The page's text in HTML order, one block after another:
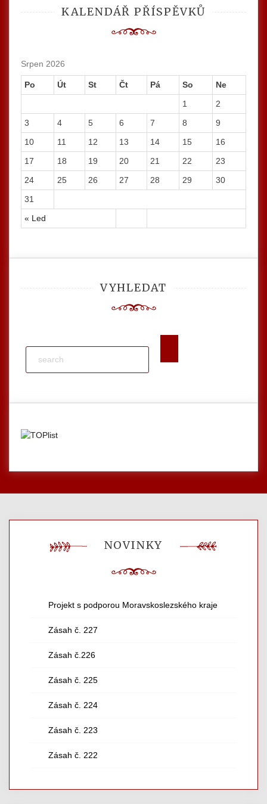
KALENDÁŘ PŘÍSPĚVKŮ
Srpen 2026
Po Út St Čt Pá So Ne
« Led
1
2
3
4 5 6 7 8
9
10
11 12 13 14 15
16
17
18 19 20 21 22
23
24
25 26 27 28 29
30
31
VYHLEDAT
NOVINKY
Projekt s podporou Moravskoslezského kraje
Zásah č. 227
Zásah č.226
Zásah č. 225
Zásah č. 224
Zásah č. 223
Zásah č. 222